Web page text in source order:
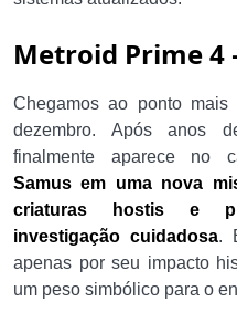
Metroid Prime 4
Chegamos ao ponto
dezembro. Após anos
finalmente aparece no
Samus em uma nova
criaturas hostis e
investigação cuidadosa.
apenas por seu impacto
um peso simbólico para o